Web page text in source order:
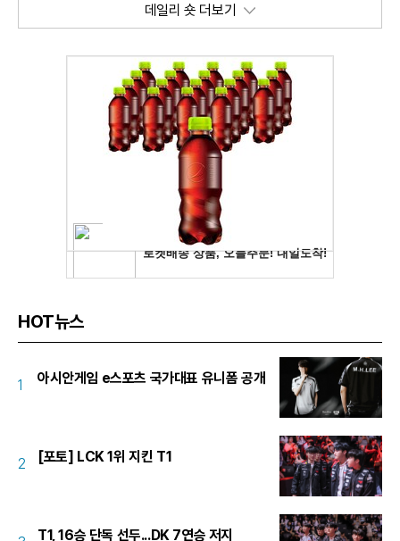
데일리 숏 더보기
HOT뉴스
1 아시안게임 e스포츠 국가대표 유니폼 공개
2 [포토] LCK 1위 지킨 T1
T1, 16승 단독 선두...DK 7연승 저지